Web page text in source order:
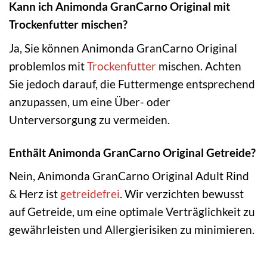
Kann ich Animonda GranCarno Original mit
Trockenfutter mischen?
Ja, Sie können Animonda GranCarno Original
problemlos mitTrockenfutter mischen. Achten
Sie jedoch darauf, die Futtermenge entsprechend
anzupassen, um eine Über- oder
Unterversorgung zu vermeiden.
Enthält Animonda GranCarno Original Getreide?
Nein, Animonda GranCarno Original Adult Rind
& Herz ist getreidefrei. Wir verzichten bewusst
auf Getreide, um eine optimale Verträglichkeit zu
gewährleisten und Allergierisiken zu minimieren.